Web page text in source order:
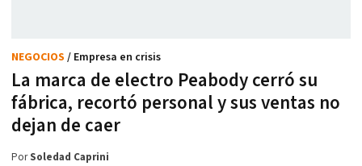
La marca de electro Peabody cerró su
fábrica, recortó personal y sus ventas no
dejan de caer
NEGOCIOS / Empresa en crisis
PorSoledad Caprini